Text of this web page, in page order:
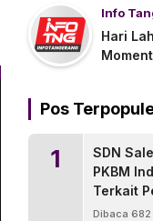
Info
Hari
Pos
1
SDN
PKBM
Terkait
Dibaca 682